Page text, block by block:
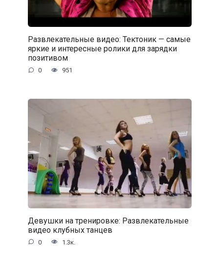
Развлекательные видео: Тектоник — самые
яркие и интересные ролики для зарядки
позитивом
0 951
Девушки на тренировке: Развлекательные
видео клубных танцев
0 1.3к.